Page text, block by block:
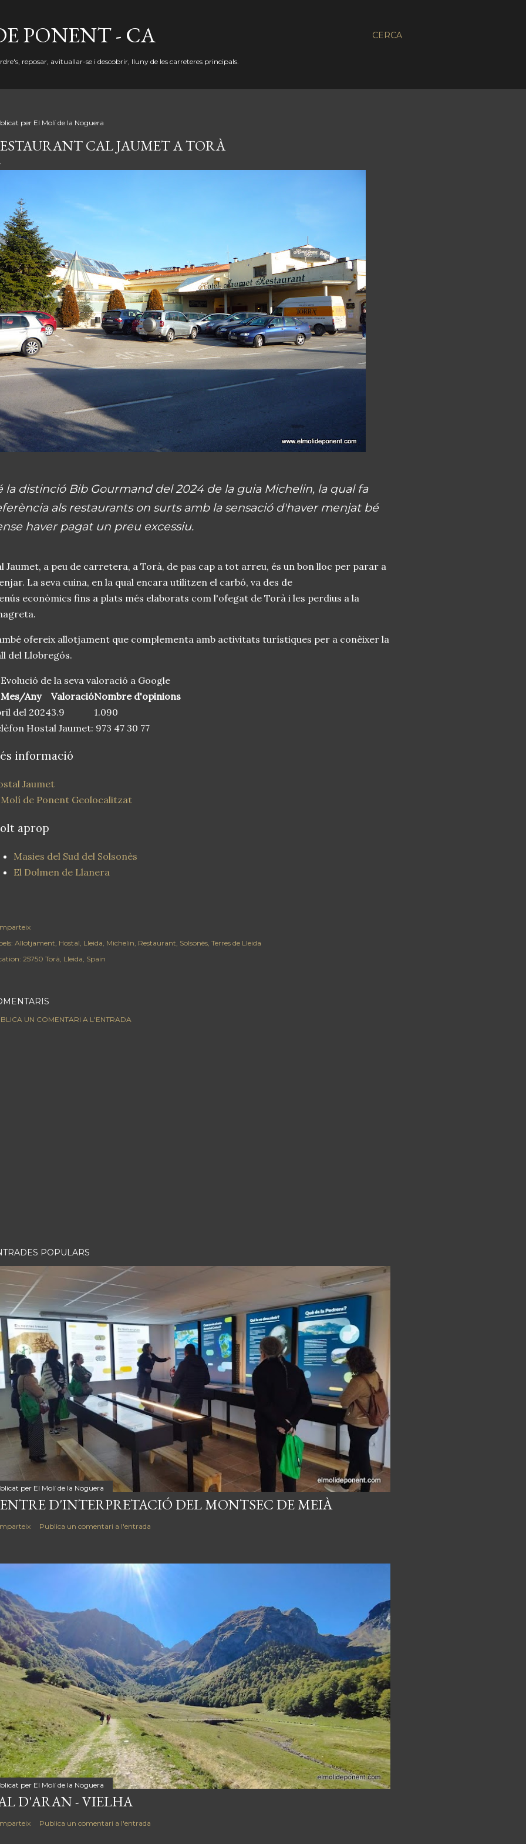
CERCA
PONENT - CA
reposar, avituallar-se i descobrir, lluny de les carreteres principals.
per El Molí de la Noguera
CAL JAUMET A TORÀ
la distinció Bib Gourmand del 2024 de la guia Michelin, la qual fa
als restaurants on surts amb la sensació d'haver menjat bé
haver pagat un preu excessiu.
Jaumet, a peu de carretera, a Torà, de pas cap a tot arreu, és un bon lloc per parar a
La seva cuina, en la qual encara utilitzen el carbó, va des de
econòmics fins a plats més elaborats com l'ofegat de Torà i les perdius a la
ofereix allotjament que complementa amb activitats turístiques per a conèixer la
del Llobregós.
Evolució de la seva valoració a Google
Mes/Any
ValoracióNombre d'opinions
del 20243.9
1.090
Hostal Jaumet: 973 47 30 77
informació
Jaumet
de Ponent Geolocalitzat
aprop
Masies del Sud del Solsonès
El Dolmen de Llanera
Allotjament Hostal Lleida Michelin Restaurant Solsonès Terres de Lleida
25750 Torà, Lleida, Spain
UN COMENTARI A L'ENTRADA
POPULARS
per El Molí de la Noguera
D'INTERPRETACIÓ DEL MONTSEC DE MEIÀ
Publica un comentari a l'entrada
per El Molí de la Noguera
D'ARAN - VIELHA
Publica un comentari a l'entrada